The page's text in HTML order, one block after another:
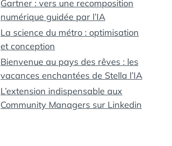
Gartner : vers une recomposition
numérique guidée par l’IA
La science du métro : optimisation
et conception
Bienvenue au pays des rêves : les
vacances enchantées de Stella l’IA
L’extension indispensable aux
Community Managers sur Linkedin